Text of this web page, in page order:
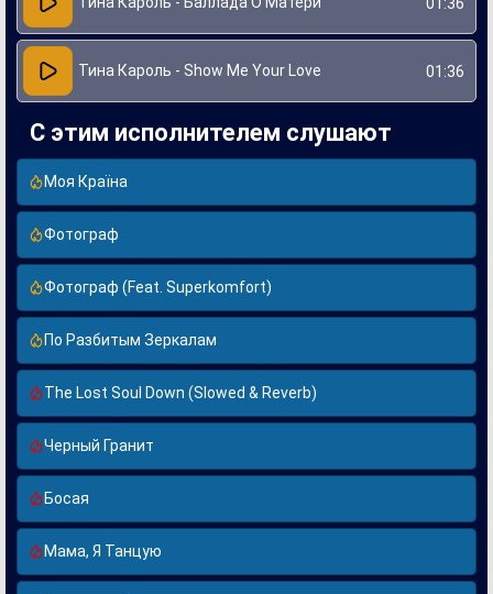
Тина Кароль - Show Me Your Love 01:36
С этим исполнителем слушают
Моя Країна
Фотограф
Фотограф (Feat. Superkomfort)
По Разбитым Зеркалам
The Lost Soul Down (Slowed & Reverb)
Черный Гранит
Босая
Мама, Я Танцую